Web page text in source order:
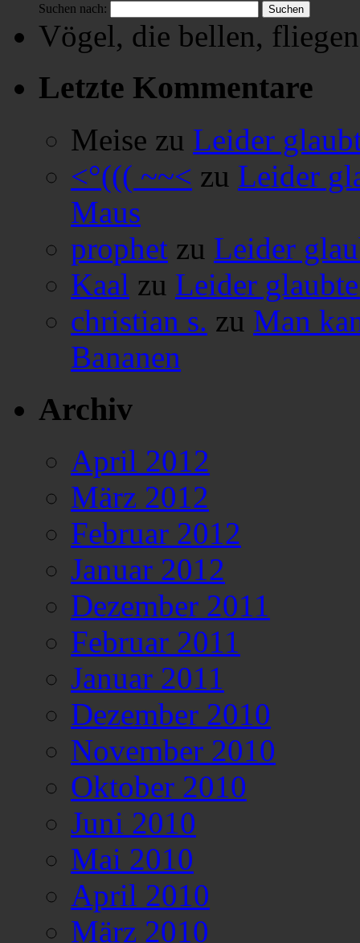
Suchen nach:
Vögel, die bellen,
Letzte Kommentare
Meise zu Leider
<°((( ~~< zu Leider
Maus
prophet zu Leider
Kaal zu Leider
christian s. zu Man
Bananen
Archiv
April 2012
März 2012
Februar 2012
Januar 2012
Dezember 2011
Februar 2011
Januar 2011
Dezember 2010
November 2010
Oktober 2010
Juni 2010
Mai 2010
April 2010
März 2010